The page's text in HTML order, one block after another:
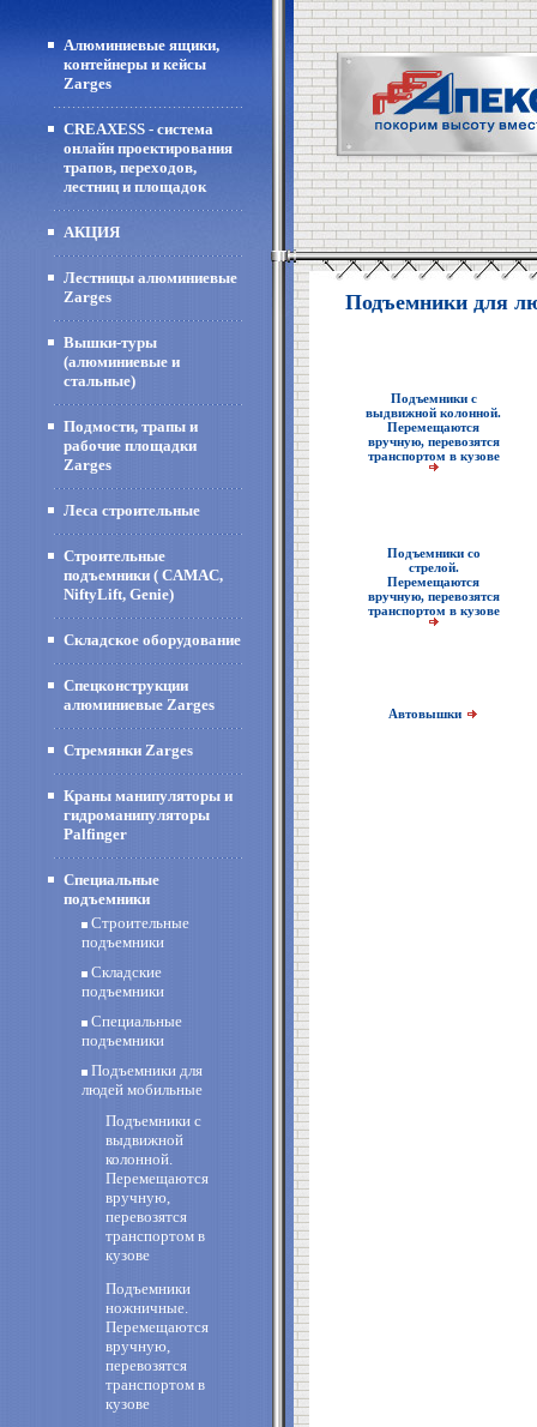
Алюминиевые ящики,
контейнеры и кейсы
Zarges
CREAXESS - система
онлайн проектирования
трапов, переходов,
лестниц и площадок
АКЦИЯ
Лестницы алюминиевые
Zarges
Вышки-туры
(алюминиевые и
стальные)
Подмости, трапы и
рабочие площадки
Zarges
Леса строительные
Строительные
подъемники ( CAMAC,
NiftyLift, Genie)
Складское оборудование
Спецконструкции
алюминиевые Zarges
Стремянки Zarges
Краны манипуляторы и
гидроманипуляторы
Palfinger
Специальные
подъемники
Строительные
подъемники
Складские
подъемники
Специальные
подъемники
Подъемники для
людей мобильные
Подъемники с
выдвижной
колонной.
Перемещаются
вручную,
перевозятся
транспортом в
кузове
Подъемники
ножничные.
Перемещаются
вручную,
перевозятся
транспортом в
кузове
Подъемники для
Подъемники с
выдвижной колонной.
Перемещаются
вручную, перевозятся
транспортом в кузове
Подъемники со
стрелой.
Перемещаются
вручную, перевозятся
транспортом в кузове
Автовышки